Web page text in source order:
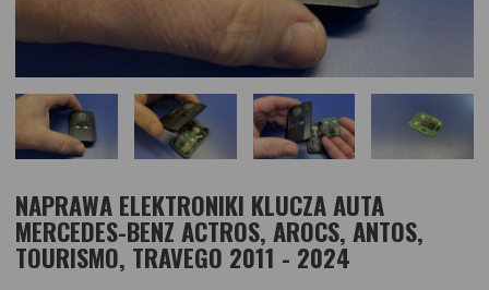
NAPRAWA ELEKTRONIKI KLUCZA AUTA
MERCEDES-BENZ ACTROS, AROCS, ANTOS,
TOURISMO, TRAVEGO 2011 - 2024